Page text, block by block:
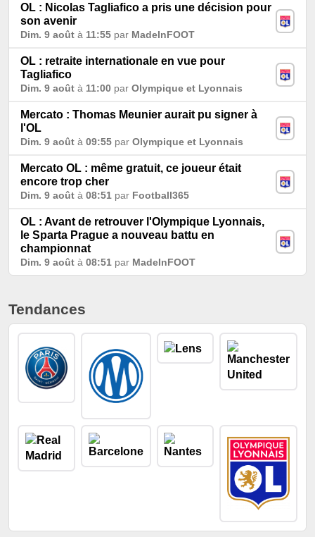
OL : Nicolas Tagliafico a pris une décision pour
son avenir
Dim. 9 août à 11:55 par MadeInFOOT
OL : retraite internationale en vue pour
Tagliafico
Dim. 9 août à 11:00 par Olympique et Lyonnais
Mercato : Thomas Meunier aurait pu signer à
l'OL
Dim. 9 août à 09:55 par Olympique et Lyonnais
Mercato OL : même gratuit, ce joueur était
encore trop cher
Dim. 9 août à 08:51 par Football365
OL : Avant de retrouver l'Olympique Lyonnais,
le Sparta Prague a nouveau battu en
championnat
Dim. 9 août à 08:51 par MadeInFOOT
Tendances